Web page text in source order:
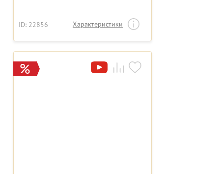
ID: 22856 Характеристики